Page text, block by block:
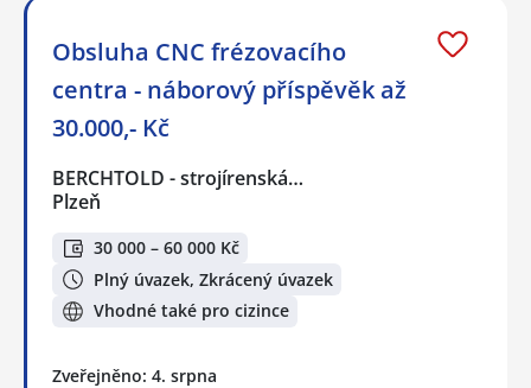
Obsluha CNC frézovacího
centra - náborový příspěvěk až
30.000,- Kč
BERCHTOLD - strojírenská…
Plzeň
30 000 – 60 000 Kč
Plný úvazek, Zkrácený úvazek
Vhodné také pro cizince
Zveřejněno: 4. srpna